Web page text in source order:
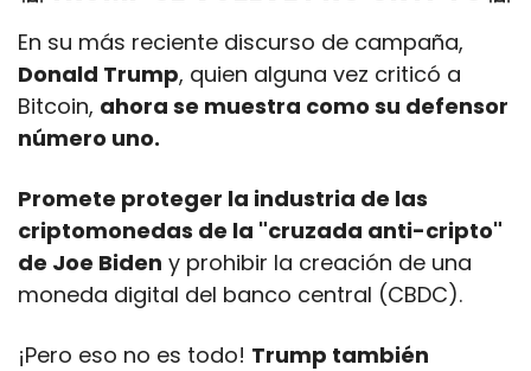
Donald Trump, quien alguna vez criticó a
Bitcoin, ahora se muestra como su defensor
número uno.
Promete proteger la industria de las
criptomonedas de la "cruzada anti-cripto"
de Joe Biden y prohibir la creación de una
moneda digital del banco central (CBDC).
¡Pero eso no es todo! Trump también